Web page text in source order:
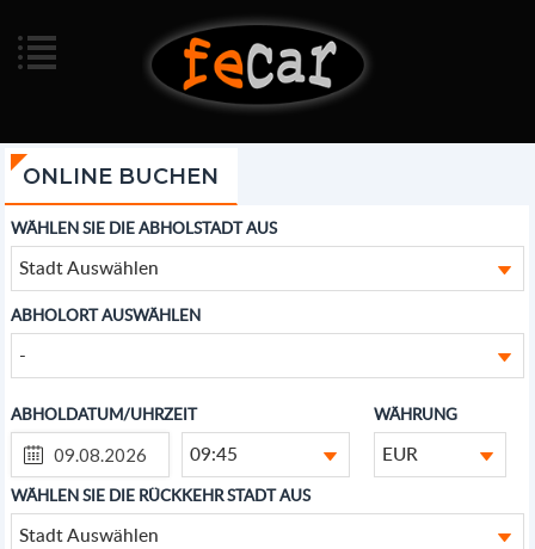
ONLINE BUCHEN
WÄHLEN SIE DIE ABHOLSTADT AUS
Stadt Auswählen
ABHOLORT AUSWÄHLEN
-
ABHOLDATUM/UHRZEIT
09:45
WÄHRUNG
EUR
WÄHLEN SIE DIE RÜCKKEHR STADT AUS
Stadt Auswählen